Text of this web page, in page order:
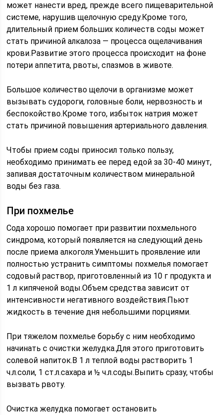
может нанести вред, прежде всего пищеварительной
системе, нарушив щелочную среду.Кроме того,
длительный прием больших количеств соды может
стать причиной алкалоза — процесса ощелачивания
крови.Развитие этого процесса происходит на фоне
потери аппетита, рвоты, спазмов в животе.
Большое количество щелочи в организме может
вызывать судороги, головные боли, нервозность и
беспокойство.Кроме того, избыток натрия может
стать причиной повышения артериального давления.
Чтобы прием соды приносил только пользу,
необходимо принимать ее перед едой за 30-40 минут,
запивая достаточным количеством минеральной
воды без газа.
При похмелье
Сода хорошо помогает при развитии похмельного
синдрома, который появляется на следующий день
после приема алкоголя.Уменьшить проявление или
полностью устранить симптомы похмелья помогает
содовый раствор, приготовленный из 10 г продукта и
1 л кипяченой воды.Объем средства зависит от
интенсивности негативного воздействия.Пьют
жидкость в течение дня небольшими порциями.
При тяжелом похмелье борьбу с ним необходимо
начинать с очистки желудка.Для этого приготовить
солевой напиток.В 1 л теплой воды растворить 1
ч.л.соли, 1 ст.л.сахара и ½ ч.л.соды.Выпить сразу, чтобы
вызвать рвоту.
Очистка желудка помогает остановить